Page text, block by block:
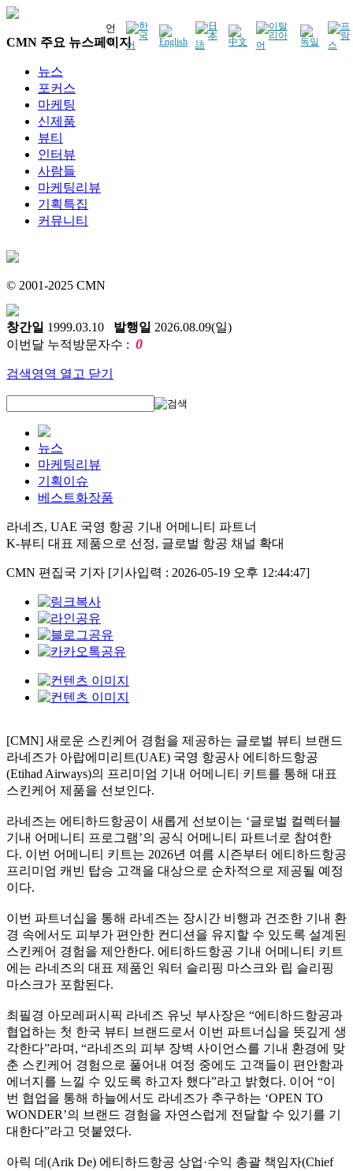
언
어
CMN 주요 뉴스페이지
뉴스
포커스
마케팅
신제품
뷰티
인터뷰
사람들
마케팅리뷰
기획특집
커뮤니티
© 2001-2025 CMN
창간일 1999.03.10 발행일 2026.08.09(일)
이번달 누적방문자수 : 0
검색영역 열고 닫기
뉴스
마케팅리뷰
기획이슈
베스트화장품
라네즈, UAE 국영 항공 기내 어메니티 파트너
K-뷰티 대표 제품으로 선정, 글로벌 항공 채널 확대
CMN 편집국 기자 [기사입력 : 2026-05-19 오후 12:44:47]
[CMN] 새로운 스킨케어 경험을 제공하는 글로벌 뷰티 브랜드
라네즈가 아랍에미리트(UAE) 국영 항공사 에티하드항공
(Etihad Airways)의 프리미엄 기내 어메니티 키트를 통해 대표
스킨케어 제품을 선보인다.
라네즈는 에티하드항공이 새롭게 선보이는 ‘글로벌 컬렉터블
기내 어메니티 프로그램’의 공식 어메니티 파트너로 참여한
다. 이번 어메니티 키트는 2026년 여름 시즌부터 에티하드항공
프리미엄 캐빈 탑승 고객을 대상으로 순차적으로 제공될 예정
이다.
이번 파트너십을 통해 라네즈는 장시간 비행과 건조한 기내 환
경 속에서도 피부가 편안한 컨디션을 유지할 수 있도록 설계된
스킨케어 경험을 제안한다. 에티하드항공 기내 어메니티 키트
에는 라네즈의 대표 제품인 워터 슬리핑 마스크와 립 슬리핑
마스크가 포함된다.
최필경 아모레퍼시픽 라네즈 유닛 부사장은 “에티하드항공과
협업하는 첫 한국 뷰티 브랜드로서 이번 파트너십을 뜻깊게 생
각한다”라며, “라네즈의 피부 장벽 사이언스를 기내 환경에 맞
춘 스킨케어 경험으로 풀어내 여정 중에도 고객들이 편안함과
에너지를 느낄 수 있도록 하고자 했다”라고 밝혔다. 이어 “이
번 협업을 통해 하늘에서도 라네즈가 추구하는 ‘OPEN TO
WONDER’의 브랜드 경험을 자연스럽게 전달할 수 있기를 기
대한다”라고 덧붙였다.
아릭 데(Arik De) 에티하드항공 상업·수익 총괄 책임자(Chief